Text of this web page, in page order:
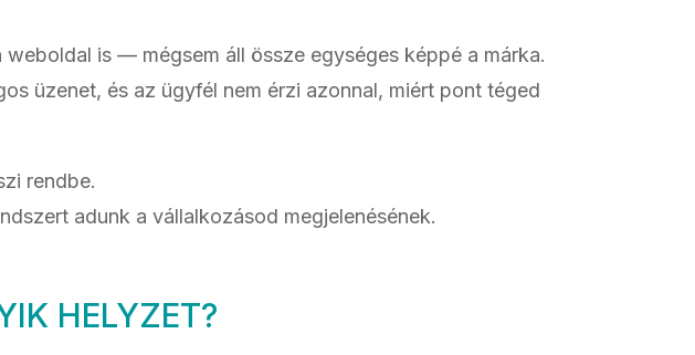
is — mégsem áll össze egységes képpé a márka.
üzenet, és az ügyfél nem érzi azonnal, miért pont téged
rendbe.
adunk a vállalkozásod megjelenésének.
HELYZET?